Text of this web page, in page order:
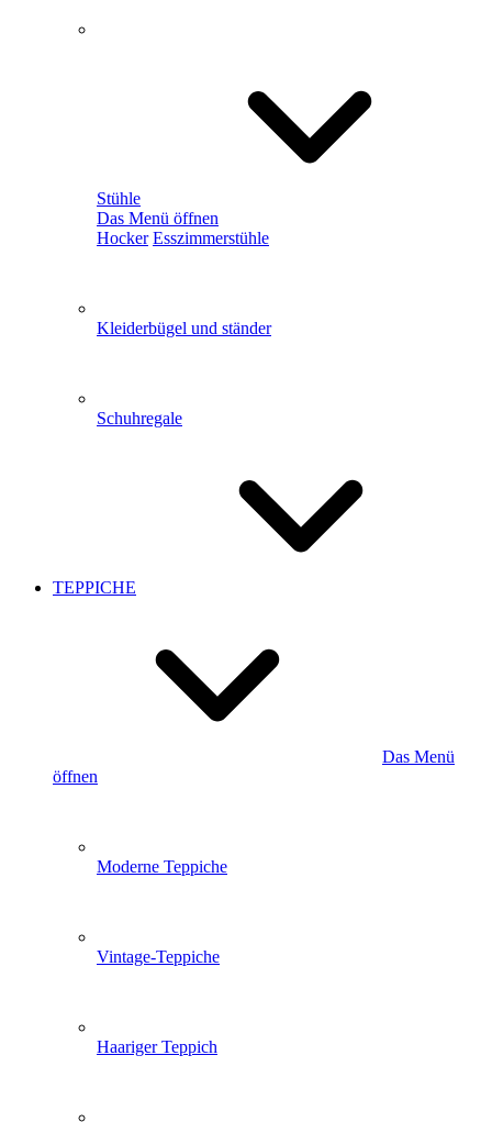
Stühle
Das Menü öffnen
Hocker Esszimmerstühle
Kleiderbügel und ständer
Schuhregale
TEPPICHE
Das Menü
öffnen
Moderne Teppiche
Vintage-Teppiche
Haariger Teppich